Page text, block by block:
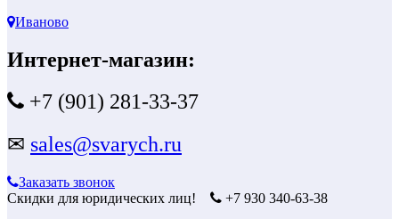
Иваново
Интернет-магазин:
+7 (901) 281-33-37
✉ sales@svarych.ru
Заказать звонок
Скидки для юридических лиц!
+7 930 340-63-38